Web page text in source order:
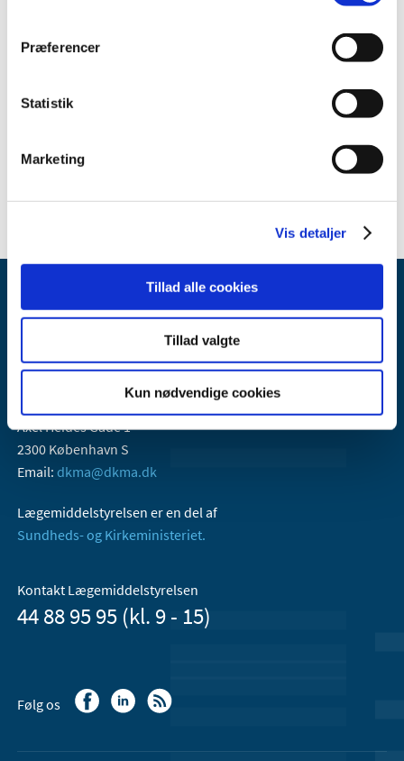
Præferencer
Statistik
Marketing
Vis detaljer
Tillad alle cookies
Tillad valgte
Kun nødvendige cookies
marts (7)
januar (2)
2021 (77)
Axel Heides Gade 1
2300 København S
Email: dkma@dkma.dk
Lægemiddelstyrelsen er en del af
Sundheds- og Kirkeministeriet.
Kontakt Lægemiddelstyrelsen
44 88 95 95 (kl. 9 - 15)
Følg os